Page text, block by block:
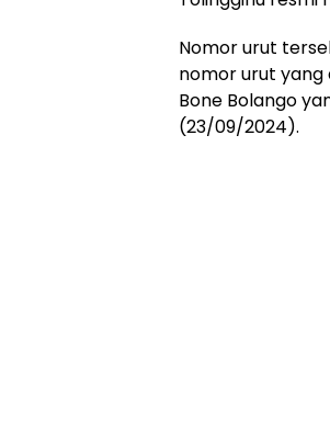
Nomor urut
nomor urut yang
Bone Bolango
(23/09/2024).